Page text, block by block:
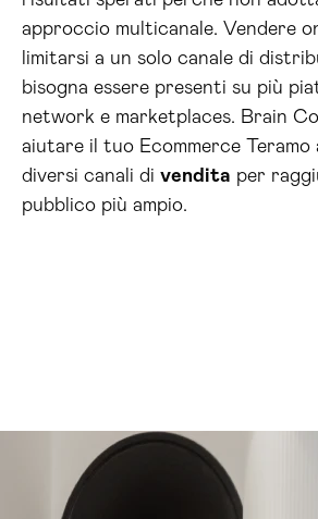
bisogna essere presenti su più
network e marketplaces. Brain
aiutare il tuo Ecommerce Teramo
diversi canali divendita per
pubblico più ampio.